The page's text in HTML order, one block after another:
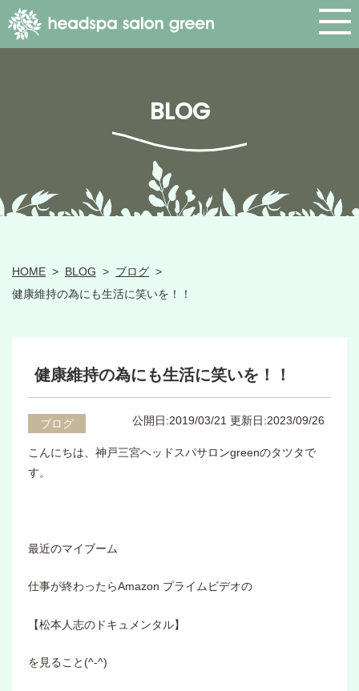
BLOG
HOME > BLOG > ブログ >
健康維持の為にも生活に笑いを！！
健康維持の為にも生活に笑いを！！
ブログ 公開日:2019/03/21 更新日:2023/09/26
こんにちは、神戸三宮ヘッドスパサロンgreenのタツタで
す。
最近のマイブーム
仕事が終わったらAmazon プライムビデオの
【松本人志のドキュメンタル】
を見ること(^-^)